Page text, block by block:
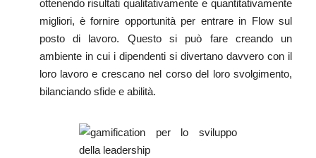
ottenendo risultati qualitativamente e quantitativamente
migliori, è fornire opportunità per entrare in Flow sul
posto di lavoro. Questo si può fare creando un
ambiente in cui i dipendenti si divertano davvero con il
loro lavoro e crescano nel corso del loro svolgimento,
bilanciando sfide e abilità.